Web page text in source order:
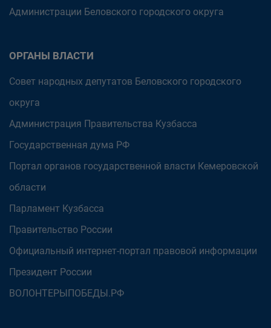
Администрации Беловского городского округа
ОРГАНЫ ВЛАСТИ
Совет народных депутатов Беловского городского
округа
Администрация Правительства Кузбасса
Государственная дума РФ
Портал органов государственной власти Кемеровской
области
Парламент Кузбасса
Правительство России
Официальный интернет-портал правовой информации
Президент России
ВОЛОНТЕРЫПОБЕДЫ.РФ